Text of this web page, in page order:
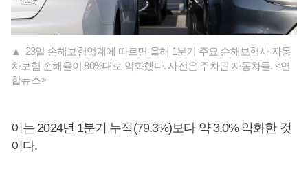
▲ 23일 손해보험업계에 따르면 올해 1분기 주요 손해보험사 자동
차보험 손해율이 80%대로 악화했다. 사진은 주차된 자동차들. <연
합뉴스>
이는 2024년 1분기 누적(79.3%)보다 약 3.0% 악화한 것
이다.